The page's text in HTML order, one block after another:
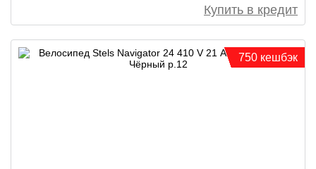
Купить в кредит
750 кешбэк